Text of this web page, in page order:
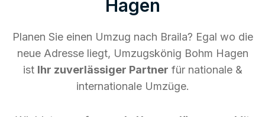
Hagen
Planen Sie einen Umzug nach Braila? Egal wo die
neue Adresse liegt, Umzugskönig Bohm Hagen
ist Ihr zuverlässiger Partner für nationale &
internationale Umzüge.